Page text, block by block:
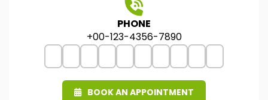
PHONE
+00-123-4356-7890
BOOK AN APPOINTMENT